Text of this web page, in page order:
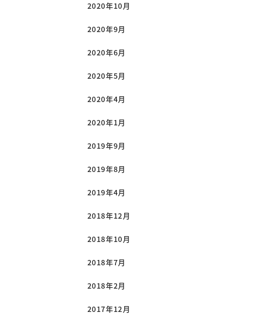
2020年10月
2020年9月
2020年6月
2020年5月
2020年4月
2020年1月
2019年9月
2019年8月
2019年4月
2018年12月
2018年10月
2018年7月
2018年2月
2017年12月